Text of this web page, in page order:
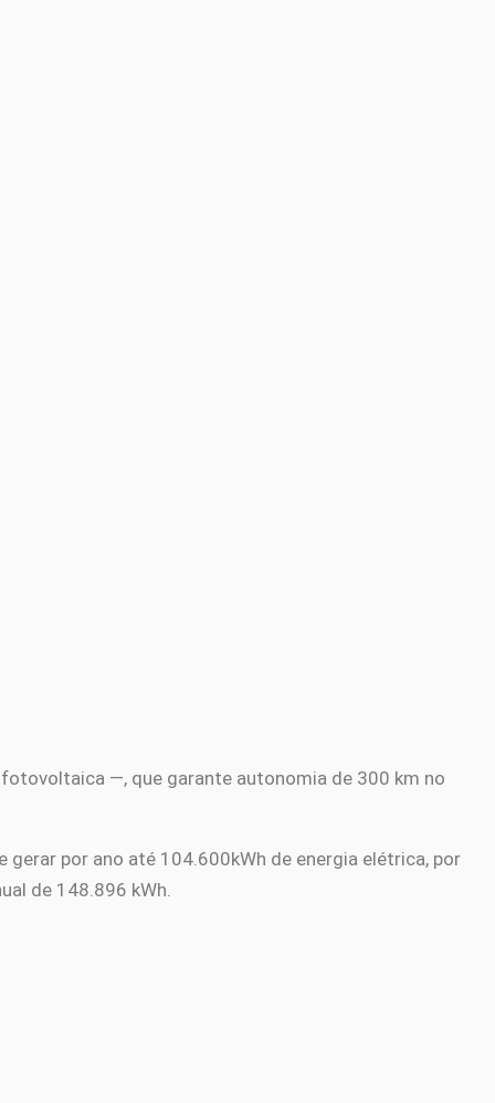
—, que garante autonomia de 300 km no
por ano até 104.600kWh de energia elétrica, por
de 148.896 kWh.